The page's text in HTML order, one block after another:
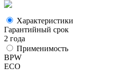
Характеристики
Гарантийный срок
2 года
Применимость
BPW
ECO